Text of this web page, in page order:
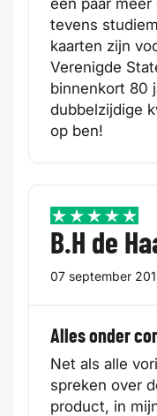
een paar meer
tevens
kaarten zijn
Verenigde
binnenkort 80
dubbelzijdige
op ben!
5 / 5
B.H de
07 september
Alles onder
Net als alle
spreken over
product, in